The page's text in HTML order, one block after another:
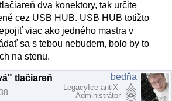
dva konektory, tak určite
cez USB HUB. USB HUB totižto
viac ako jedného mastra v
sa s tebou nebudem, bolo by to
na stenu.
tlačiareň bedňa
LegacyIce-antiX
Administrátor